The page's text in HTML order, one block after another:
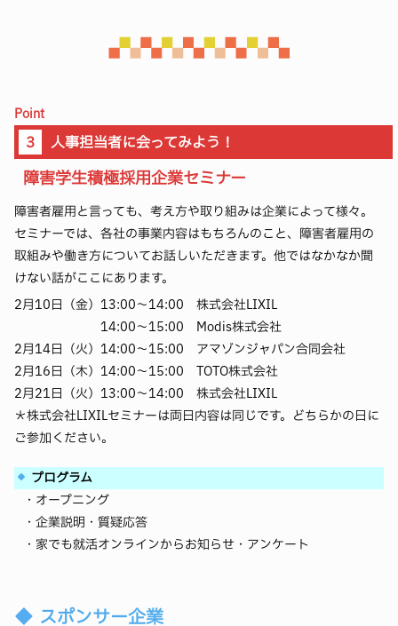
Point
３ 人事担当者に会ってみよう！
障害学生積極採用企業セミナー
障害者雇用と言っても、考え方や取り組みは企業によって様々。
セミナーでは、各社の事業内容はもちろんのこと、障害者雇用の
取組みや働き方についてお話しいただきます。他ではなかなか聞
けない話がここにあります。
2月10日（金） 13:00～14:00 株式会社LIXIL
14:00～15:00 Modis株式会社
2月14日（火） 14:00～15:00 アマゾンジャパン合同会社
2月16日（木） 14:00～15:00 TOTO株式会社
2月21日（火） 13:00～14:00 株式会社LIXIL
＊株式会社LIXILセミナーは両日内容は同じです。どちらかの日に
ご参加ください。
プログラム
・オープニング
・企業説明・質疑応答
・家でも就活オンラインからお知らせ・アンケート
スポンサー企業